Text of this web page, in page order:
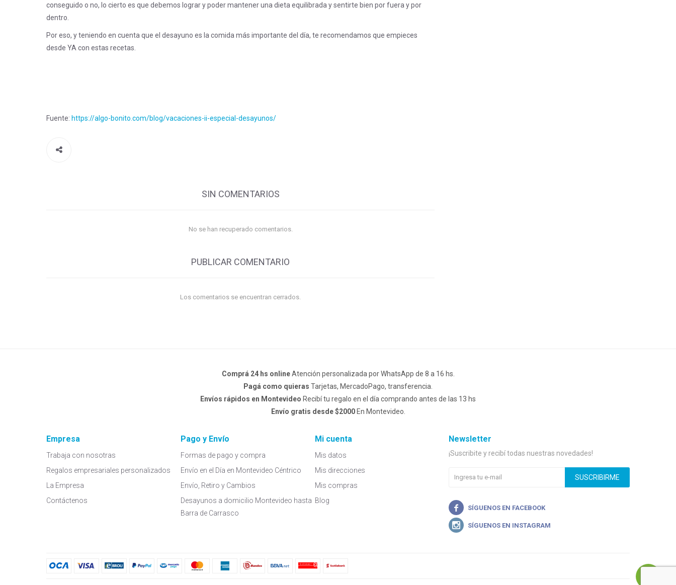
conseguido o no, lo cierto es que debemos lograr y poder mantener una dieta equilibrada y sentirte bien por fuera y por
dentro.
Por eso, y teniendo en cuenta que el desayuno es la comida más importante del día, te recomendamos que empieces
desde YA con estas recetas.
Fuente: https://algo-bonito.com/blog/vacaciones-ii-especial-desayunos/
SIN COMENTARIOS
No se han recuperado comentarios.
PUBLICAR COMENTARIO
Los comentarios se encuentran cerrados.
Comprá 24 hs onlineAtención personalizada por WhatsApp de 8 a 16 hs.
Pagá como quieras Tarjetas, MercadoPago, transferencia.
Envíos rápidos en Montevideo Recibí tu regalo en el día comprando antes de las 13 hs
Envío gratis desde $2000En Montevideo.
Empresa
Trabaja con nosotras
Regalos empresariales personalizados
La Empresa
Contáctenos
Pago y Envío
Formas de pago y compra
Envío en el Día en Montevideo Céntrico
Envío, Retiro y Cambios
Desayunos a domicilio Montevideo hasta
Barra de Carrasco
Mi cuenta
Mis datos
Mis direcciones
Mis compras
Blog
Newsletter
¡Suscribite y recibí todas nuestras novedades!
SUSCRIBIRME

